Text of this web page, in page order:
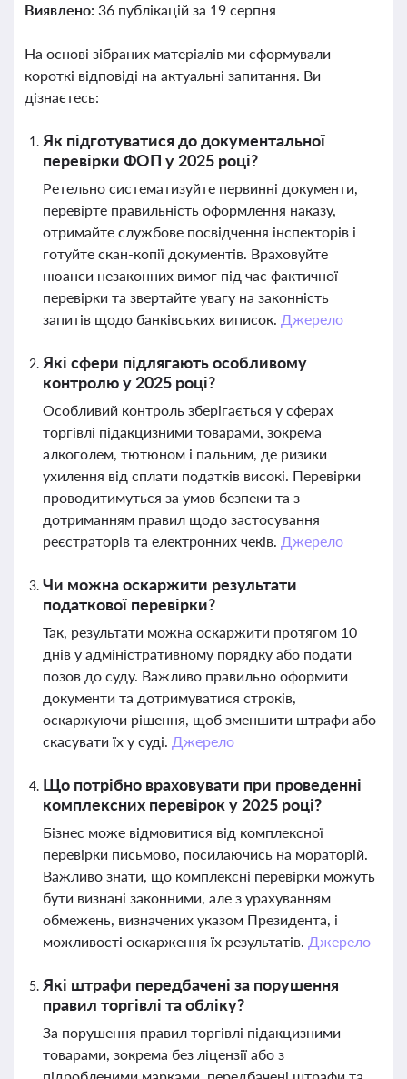
Виявлено: 36 публікацій за 19 серпня
На основі зібраних матеріалів ми сформували
короткі відповіді на актуальні запитання. Ви
дізнаєтесь:
Як підготуватися до документальної
перевірки ФОП у 2025 році?
Ретельно систематизуйте первинні документи,
перевірте правильність оформлення наказу,
отримайте службове посвідчення інспекторів і
готуйте скан-копії документів. Враховуйте
нюанси незаконних вимог під час фактичної
перевірки та звертайте увагу на законність
запитів щодо банківських виписок. Джерело
Які сфери підлягають особливому
контролю у 2025 році?
Особливий контроль зберігається у сферах
торгівлі підакцизними товарами, зокрема
алкоголем, тютюном і пальним, де ризики
ухилення від сплати податків високі. Перевірки
проводитимуться за умов безпеки та з
дотриманням правил щодо застосування
реєстраторів та електронних чеків. Джерело
Чи можна оскаржити результати
податкової перевірки?
Так, результати можна оскаржити протягом 10
днів у адміністративному порядку або подати
позов до суду. Важливо правильно оформити
документи та дотримуватися строків,
оскаржуючи рішення, щоб зменшити штрафи або
скасувати їх у суді. Джерело
Що потрібно враховувати при проведенні
комплексних перевірок у 2025 році?
Бізнес може відмовитися від комплексної
перевірки письмово, посилаючись на мораторій.
Важливо знати, що комплексні перевірки можуть
бути визнані законними, але з урахуванням
обмежень, визначених указом Президента, і
можливості оскарження їх результатів. Джерело
Які штрафи передбачені за порушення
правил торгівлі та обліку?
За порушення правил торгівлі підакцизними
товарами, зокрема без ліцензії або з